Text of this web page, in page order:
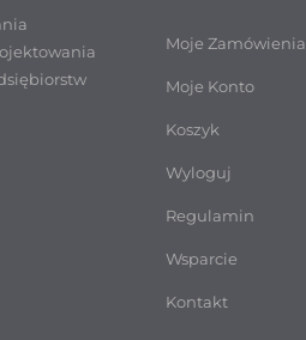
Moje Zamówienia
Moje Konto
Koszyk
Wyloguj
Regulamin
Wsparcie
Kontakt